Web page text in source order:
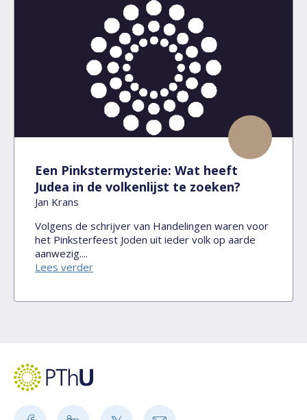
Een Pinkstermysterie: Wat heeft
Judea in de volkenlijst te zoeken?
Jan Krans
Volgens de schrijver van Handelingen waren voor
het Pinksterfeest Joden uit ieder volk op aarde
aanwezig....
Lees verder